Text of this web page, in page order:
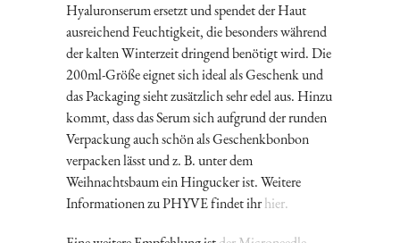
Hyaluronserum ersetzt und spendet der Haut
ausreichend Feuchtigkeit, die besonders während
der kalten Winterzeit dringend benötigt wird. Die
200ml-Größe eignet sich ideal als Geschenk und
das Packaging sieht zusätzlich sehr edel aus. Hinzu
kommt, dass das Serum sich aufgrund der runden
Verpackung auch schön als Geschenkbonbon
verpacken lässt und z. B. unter dem
Weihnachtsbaum ein Hingucker ist. Weitere
Informationen zu PHYVE findet ihrhier.